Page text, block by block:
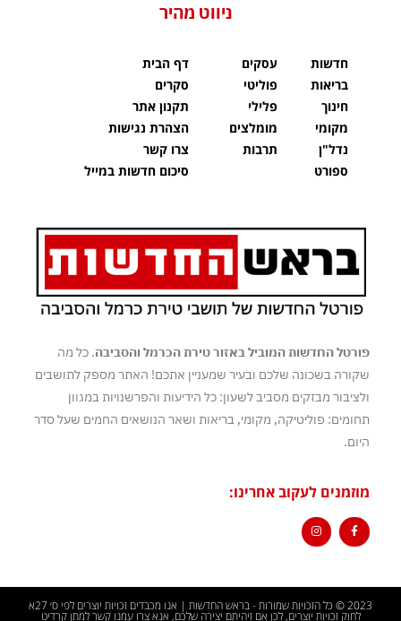
ניווט מהיר
חדשות
בריאות
חינוך
מקומי
נדל"ן
ספורט
עסקים
פוליטי
פלילי
מומלצים
תרבות
דף הבית
סקרים
תקנון אתר
הצהרת נגישות
צרו קשר
סיכום חדשות במייל
פורטל החדשות המוביל באזור טירת הכרמל והסביבה. כל מה
שקורה בשכונה שלכם ובעיר שמעניין אתכם! האתר מספק לתושבים
ולציבור מבזקים מסביב לשעון: כל הידיעות והפרשנויות במגוון
תחומים: פוליטיקה, מקומי, בריאות ושאר הנושאים החמים שעל סדר
היום.
מוזמנים לעקוב אחרינו:
2023 © כל הזכויות שמורות - בראש החדשות | אנו מכבדים זכויות יוצרים לפי ס׳ 27א
לחוק זכויות יוצרים, לכן אם זיהיתם יצירה שלכם, אנא צרו עמנו קשר למתן קרדיט